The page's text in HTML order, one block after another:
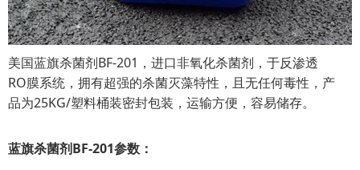
美国蓝旗杀菌剂BF-201，进口非氧化杀菌剂，于反渗透
RO膜系统，拥有超强的杀菌灭藻特性，且无任何毒性，产
品为25KG/塑料桶装密封包装，运输方便，容易储存。
蓝旗杀菌剂BF-201参数：